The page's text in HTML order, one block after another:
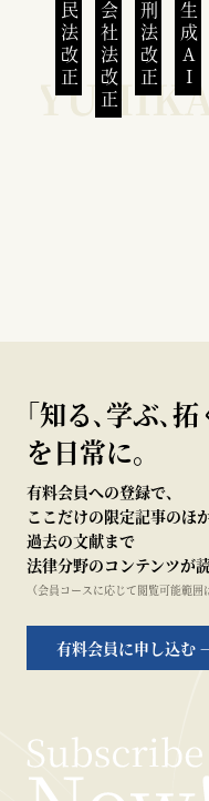
民法改正 会社法改正 刑法改正 生成AI
｢知る､学ぶ､拓
を日常に。
有料会員への登録で、
ここだけの限定記事のほ
過去の文献まで
法律分野のコンテンツが読
（会員コースに応じて閲覧可能範囲
有料会員に申し込む